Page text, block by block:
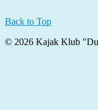
Back to Top
© 2026 Kajak Klub